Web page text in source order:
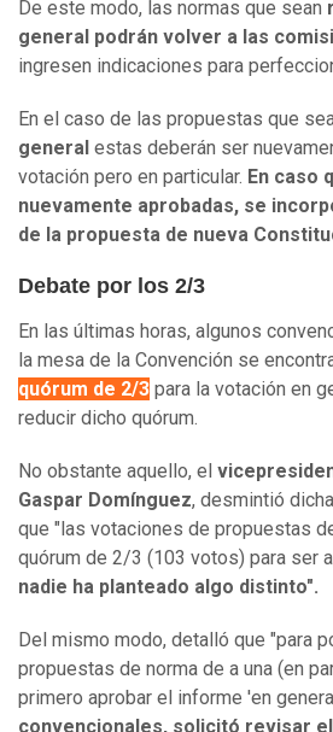
De este modo, las normas que sean
general podrán volver a las
ingresen indicaciones para
En el caso de las propuestas que
general estas deberán ser
votación pero en particular. En caso
nuevamente aprobadas, se
de la propuesta de nueva
Debate por los 2/3
En las últimas horas, algunos
la mesa de la Convención se
quórum de 2/3 para la votación en
reducir dicho quórum.
No obstante aquello, el
Gaspar Domínguez, desmintió
que "las votaciones de propuestas
quórum de 2/3 (103 votos) para ser
nadie ha planteado algo distinto".
Del mismo modo, detalló que "para
propuestas de norma de a una (en
primero aprobar el informe 'en
convencionales, solicitó revisar